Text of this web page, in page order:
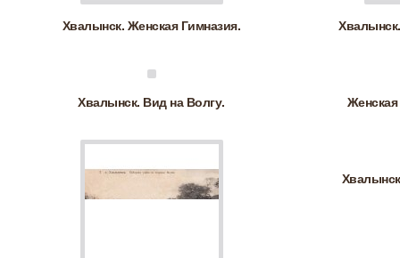
Хвалынск. Женская Гимназия.
Хвалынск. Вид на Волгу.